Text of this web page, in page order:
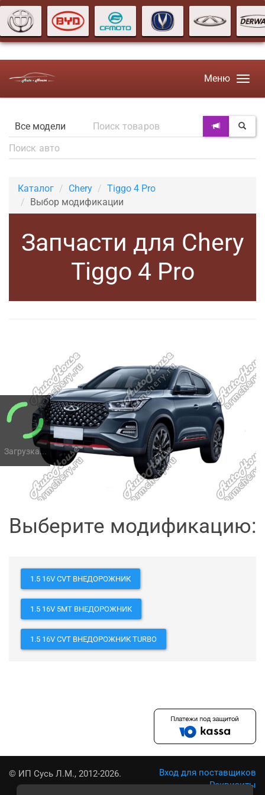
Загрузка...
Меню
Каталог Chery
Tiggo 4 Pro
Выбор модификации
Запчасти для Chery
Tiggo 4 Pro
Выберите модификацию:
1.5 16V CVT ВНЕДОРОЖНИК
1.5 16V 5MT ВНЕДОРОЖНИК
1.5 16V CVT ВНЕДОРОЖНИК TURBO
© ИП Сусь Л.М., 2012-2026.
Вход для поставщиков
Реквизиты